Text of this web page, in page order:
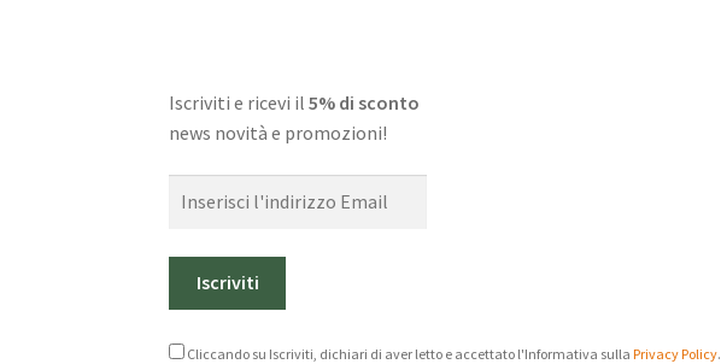
Iscriviti e ricevi il5% di sconto
news novità e promozioni!
Cliccando su Iscriviti, dichiari di aver letto e accettato l'Informativa sullaPrivacy Policy.